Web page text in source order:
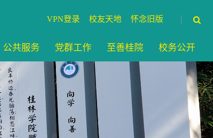
VPN登录 校友天地 怀念旧版
公共服务 党群工作 至善桂院 校务公开